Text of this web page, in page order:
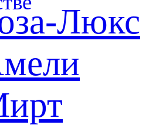
Люкс